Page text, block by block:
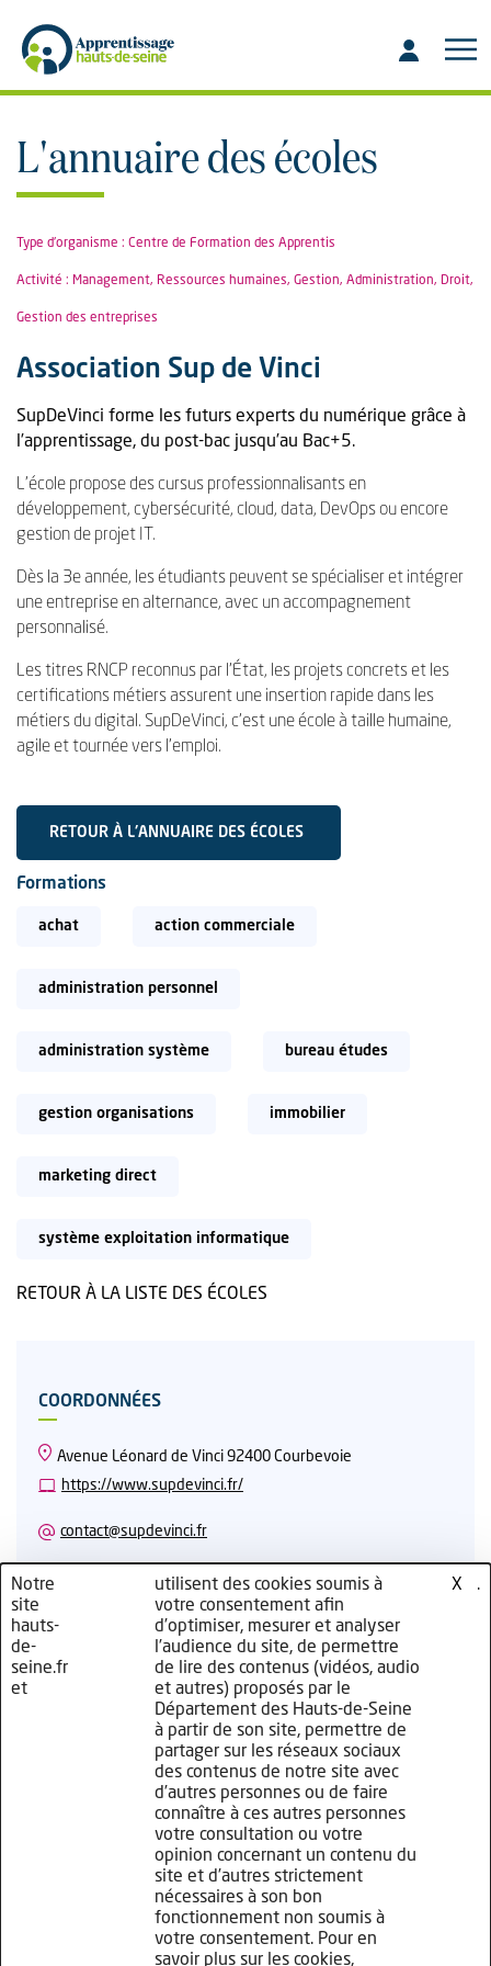
contenu
recherche
L'annuaire des écoles
Type d'organisme : Centre de Formation des Apprentis
Activité : Management, Ressources humaines, Gestion, Administration, Droit,
Gestion des entreprises
Association Sup de Vinci
SupDeVinci forme les futurs experts du numérique grâce à
l’apprentissage, du post-bac jusqu’au Bac+5.
L’école propose des cursus professionnalisants en
développement, cybersécurité, cloud, data, DevOps ou encore
gestion de projet IT.
Dès la 3e année, les étudiants peuvent se spécialiser et intégrer
une entreprise en alternance, avec un accompagnement
personnalisé.
Les titres RNCP reconnus par l’État, les projets concrets et les
certifications métiers assurent une insertion rapide dans les
métiers du digital. SupDeVinci, c’est une école à taille humaine,
agile et tournée vers l’emploi.
RETOUR À L'ANNUAIRE DES ÉCOLES
Formations
achat action commerciale
administration personnel
administration système bureau études
gestion organisations immobilier
marketing direct
système exploitation informatique
RETOUR À LA LISTE DES ÉCOLES
COORDONNÉES
Avenue Léonard de Vinci 92400 Courbevoie
https://www.supdevinci.fr/
contact@supdevinci.fr
CES INFORMATIONS SONT ERRONÉES ?
CONTACTEZ-NOUS
Politique de confidentialité
Politique de gestion des cookies
X
Notre
site
hauts-
de-
seine.fr
et
utilisent des cookies soumis à
votre consentement afin
d’optimiser, mesurer et analyser
l’audience du site, de permettre
de lire des contenus (vidéos, audio
et autres) proposés par le
Département des Hauts-de-Seine
à partir de son site, permettre de
partager sur les réseaux sociaux
des contenus de notre site avec
d’autres personnes ou de faire
connaître à ces autres personnes
votre consultation ou votre
opinion concernant un contenu du
site et d’autres strictement
nécessaires à son bon
fonctionnement non soumis à
votre consentement. Pour en
savoir plus sur les cookies,
cliquez .